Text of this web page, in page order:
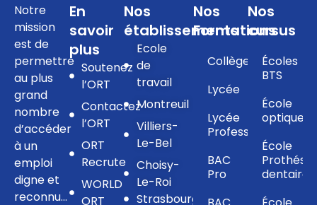
Notre
mission
est de
permettre
au plus
grand
nombre
d’accéder
à un
emploi
digne et
reconnu…
En
savoir
plus
Soutenez
l’ORT
Contactez
l’ORT
ORT
Recrute
WORLD
ORT
Nos
établissements
Ecole
de
travail
Montreuil
Villiers-
Le-Bel
Choisy-
Le-Roi
Strasbourg
Nos
Formations
Collège
Lycée
Lycée
Professionnel
BAC
Pro
Nos
cursus
Écoles
BTS
École
optique
École
dentaire